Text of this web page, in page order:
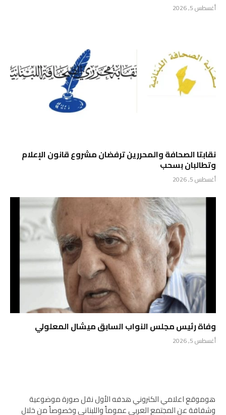
أغسطس 5, 2026
نقابتا الصحافة والمحررين ترفضان مشروع قانون الإعلام
وتطالبان بسحب
أغسطس 5, 2026
وفاة رئيس مجلس النواب السابق ميشال المعلولي
أغسطس 5, 2026
هوموقع اعلامي الكتروني هدفه الأول نقل صورة موضوعية
وشفافة عن المجتمع العربي عموماً واللبناني وخصوصاً من خلال